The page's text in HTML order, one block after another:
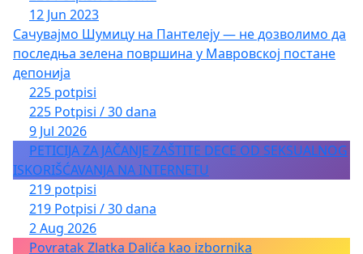
12 Jun 2023
Сачувајмо Шумицу на Пантелеју — не дозволимо да
последња зелена површина у Мавровској постане
депонија
225 potpisi
225 Potpisi / 30 dana
9 Jul 2026
PETICIJA ZA JAČANJE ZAŠTITE DECE OD SEKSUALNOG
ISKORIŠĆAVANJA NA INTERNETU
219 potpisi
219 Potpisi / 30 dana
2 Aug 2026
Povratak Zlatka Dalića kao izbornika